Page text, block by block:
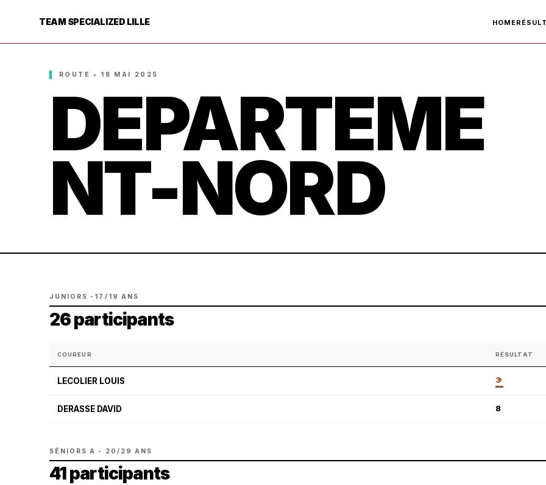
TEAM SPECIALIZED LILLE HOME
ROUTE • 18 MAI 2025
DEPARTEME
NT-NORD
JUNIORS -17/19 ANS
26 participants
COUREUR RÉSULTAT
LECOLIER LOUIS 3E
DERASSE DAVID 8
SÉNIORS A - 20/29 ANS
41 participants